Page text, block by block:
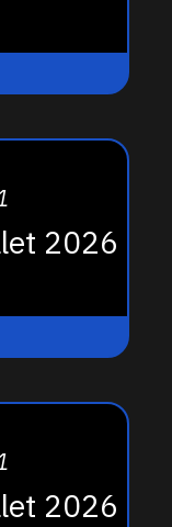
2026
2026